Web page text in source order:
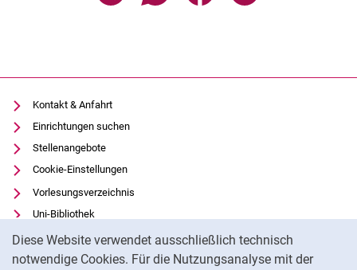
Diese Website verwendet ausschließlich technisch
notwendige Cookies. Für die Nutzungsanalyse mit der
Kontakt & Anfahrt
Einrichtungen suchen
Stellenangebote
Cookie-Einstellungen
Vorlesungsverzeichnis
Uni-Bibliothek
Moodle
Panopto